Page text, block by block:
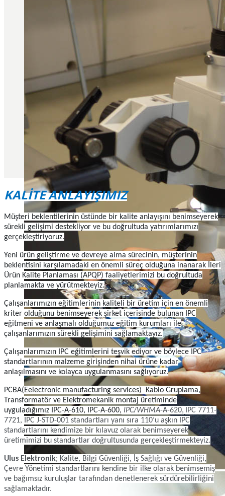
KALİTE ANLAYIŞIMIZ
Müşteri beklentilerinin üstünde bir kalite anlayışını benimseyerek
sürekli gelişimi destekliyor ve bu doğrultuda yatırımlarımızı
gerçekleştiriyoruz.
Yeni ürün geliştirme ve devreye alma sürecinin, müşterinin
beklentisini karşılamadaki en önemli süreç olduğuna inanarak İleri
Ürün Kalite Planlaması (APQP) faaliyetlerimizi bu doğrultuda
planlamakta ve yürütmekteyiz.
Çalışanlarımızın eğitimlerinin kaliteli bir üretim için en önemli
kriter olduğunu benimseyerek şirket içerisinde bulunan IPC
eğitmeni ve anlaşmalı olduğumuz eğitim kurumları ile
çalışanlarımızın sürekli gelişimini sağlamaktayız.
Çalışanlarımızın IPC eğitimlerini teşvik ediyor ve böylece IPC
standartlarının malzeme girişinden nihai ürüne kadar
anlaşılmasını ve kolayca uygulanmasını sağlıyoruz.
PCBA(Eelectronic manufacturing services) Kablo Gruplama,
Transformatör ve Elektromekanik montaj üretiminde
uyguladığımız IPC-A-610, IPC-A-600, IPC/WHMA-A-620,
IPC 7711-
7721, IPC J-STD-001 standartları yanı sıra 110’u aşkın IPC
standartlarını kendimize bir kılavuz olarak benimseyerek
üretimimizi bu standartlar doğrultusunda gerçekleştirmekteyiz.
Ulus Elektronik; Kalite, Bilgi Güvenliği, İş Sağlığı ve Güvenliği,
Çevre Yönetimi standartlarını kendine bir ilke olarak benimsemiş
ve bağımsız kuruluşlar tarafından denetlenerek sürdürebilirliğini
sağlamaktadır.